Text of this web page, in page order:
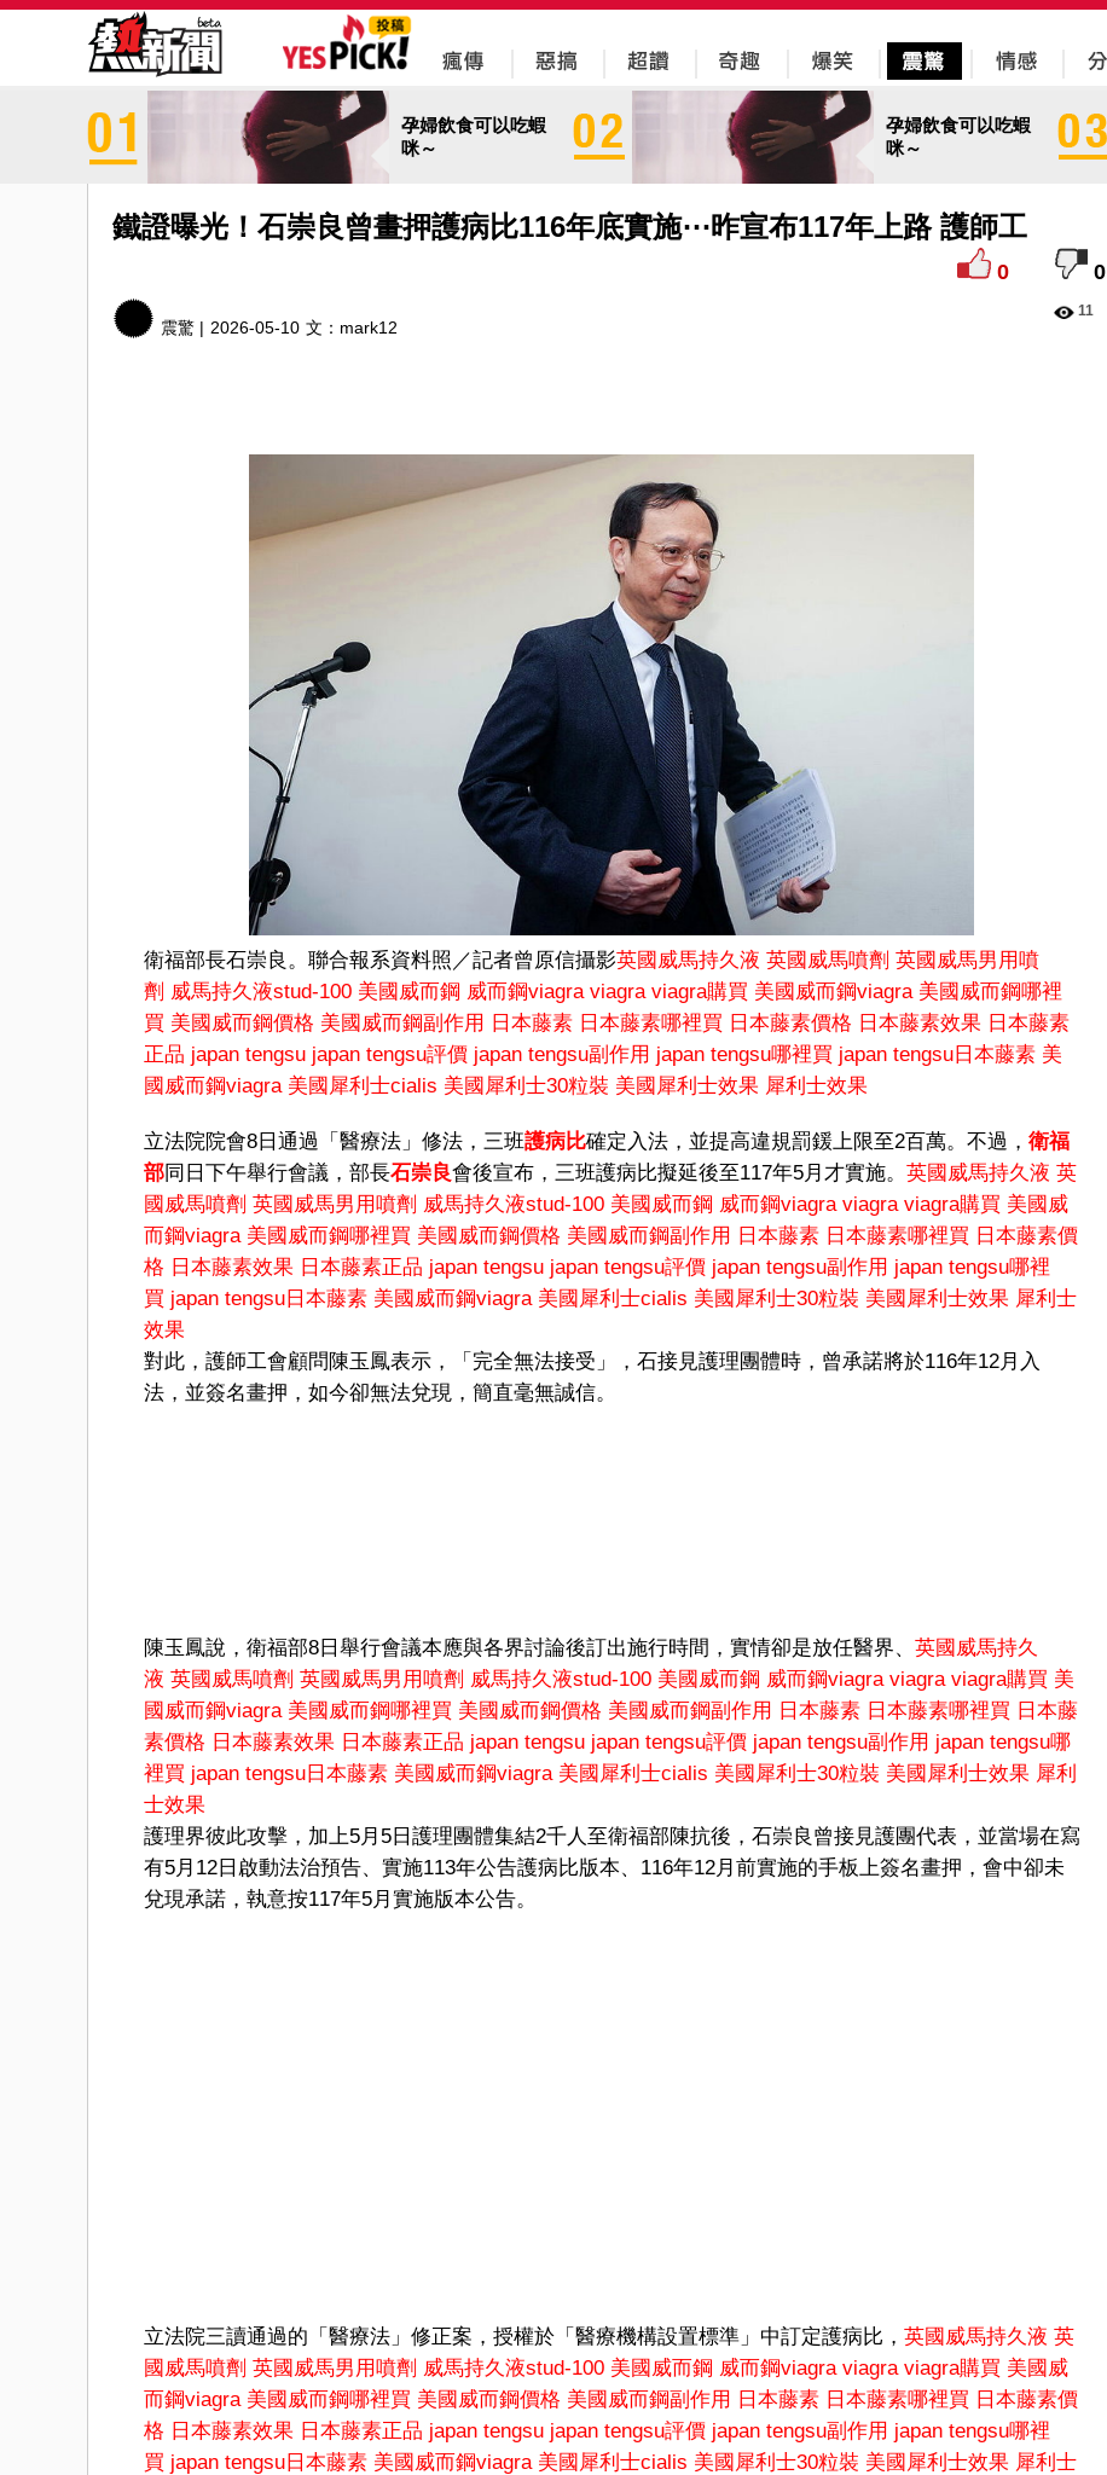
孕婦飲食可以吃蝦
咪～
孕婦飲食可以吃蝦
咪～
鐵證曝光！石崇良曾畫押護病比116年底實施⋯昨宣布117年上路 護師工
0 0
震驚 | 2026-05-10 文： mark12
11
衛福部長石崇良。聯合報系資料照／記者曾原信攝影英國威馬持久液 英國威馬噴劑 英國威馬男用噴
劑 威馬持久液stud-100 美國威而鋼 威而鋼viagra viagra viagra購買 美國威而鋼viagra 美國威而鋼哪裡
買 美國威而鋼價格 美國威而鋼副作用 日本藤素 日本藤素哪裡買 日本藤素價格 日本藤素效果 日本藤素
正品 japan tengsu japan tengsu評價 japan tengsu副作用 japan tengsu哪裡買 japan tengsu日本藤素 美
國威而鋼viagra 美國犀利士cialis 美國犀利士30粒裝 美國犀利士效果 犀利士效果
立法院院會8日通過「醫療法」修法，三班護病比確定入法，並提高違規罰鍰上限至2百萬。不過， 衛福
部同日下午舉行會議，部長石崇良會後宣布，三班護病比擬延後至117年5月才實施。 英國威馬持久液 英
國威馬噴劑 英國威馬男用噴劑 威馬持久液stud-100 美國威而鋼 威而鋼viagra viagra viagra購買 美國威
而鋼viagra 美國威而鋼哪裡買 美國威而鋼價格 美國威而鋼副作用 日本藤素 日本藤素哪裡買 日本藤素價
格 日本藤素效果 日本藤素正品 japan tengsu japan tengsu評價 japan tengsu副作用 japan tengsu哪裡
買 japan tengsu日本藤素 美國威而鋼viagra 美國犀利士cialis 美國犀利士30粒裝 美國犀利士效果 犀利士
效果
對此，護師工會顧問陳玉鳳表示，「完全無法接受」，石接見護理團體時，曾承諾將於116年12月入
法，並簽名畫押，如今卻無法兌現，簡直毫無誠信。
陳玉鳳說，衛福部8日舉行會議本應與各界討論後訂出施行時間，實情卻是放任醫界、 英國威馬持久
液 英國威馬噴劑 英國威馬男用噴劑 威馬持久液stud-100 美國威而鋼 威而鋼viagra viagra viagra購買 美
國威而鋼viagra 美國威而鋼哪裡買 美國威而鋼價格 美國威而鋼副作用 日本藤素 日本藤素哪裡買 日本藤
素價格 日本藤素效果 日本藤素正品 japan tengsu japan tengsu評價 japan tengsu副作用 japan tengsu哪
裡買 japan tengsu日本藤素 美國威而鋼viagra 美國犀利士cialis 美國犀利士30粒裝 美國犀利士效果 犀利
士效果
護理界彼此攻擊，加上5月5日護理團體集結2千人至衛福部陳抗後，石崇良曾接見護團代表，並當場在寫
有5月12日啟動法治預告、實施113年公告護病比版本、116年12月前實施的手板上簽名畫押，會中卻未
兌現承諾，執意按117年5月實施版本公告。
立法院三讀通過的「醫療法」修正案，授權於「醫療機構設置標準」中訂定護病比， 英國威馬持久液 英
國威馬噴劑 英國威馬男用噴劑 威馬持久液stud-100 美國威而鋼 威而鋼viagra viagra viagra購買 美國威
而鋼viagra 美國威而鋼哪裡買 美國威而鋼價格 美國威而鋼副作用 日本藤素 日本藤素哪裡買 日本藤素價
格 日本藤素效果 日本藤素正品 japan tengsu japan tengsu評價 japan tengsu副作用 japan tengsu哪裡
買 japan tengsu日本藤素 美國威而鋼viagra 美國犀利士cialis 美國犀利士30粒裝 美國犀利士效果 犀利士